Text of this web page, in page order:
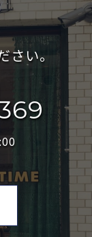
さい。